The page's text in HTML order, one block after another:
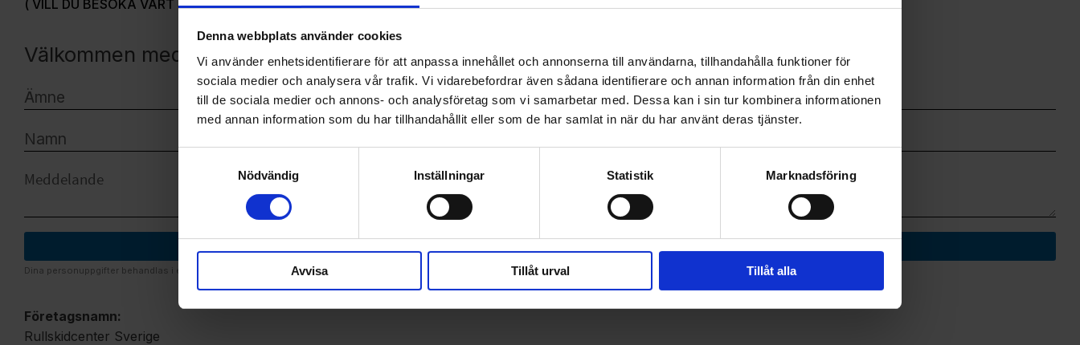
Denna webbplats använder cookies
Vi använder enhetsidentifierare för att anpassa innehållet och annonserna till användarna, tillhandahålla funktioner för
sociala medier och analysera vår trafik. Vi vidarebefordrar även sådana identifierare och annan information från din enhet
till de sociala medier och annons- och analysföretag som vi samarbetar med. Dessa kan i sin tur kombinera informationen
med annan information som du har tillhandahållit eller som de har samlat in när du har använt deras tjänster.
Samtyckesval
Nödvändig
Inställningar Statistik Marknadsföring
Avvisa Tillåt urval Tillåt alla
( VILL DU BESÖKA VÅRT SHOWROOM? - KLICKA HÄR FÖR BUTIKENS ÖPPETTIDER )
Välkommen med dina frågor och synpunkter
Dina personuppgifter behandlas i enlighet med vår integritetspolicy.
Företagsnamn:
Rullskidcenter Sverige